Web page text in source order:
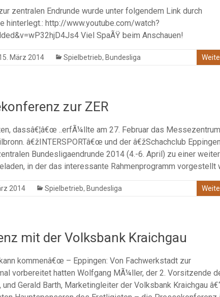
zentralen Endrunde wurde unter folgendem Link durch
hinterlegt.: http://www.youtube.com/watch?
Viel SpaÃŸ beim Anschauen!
März 2014 Spielbetrieb, Bundesliga
zur ZER
dassâ€¦â€œ ..erfÃ¼llte am 27. Februar das Messezentrum
â€žINTERSPORTâ€œ und der â€žSchachclub
Bundesligaendrunde 2014 (4.-6. April) zu einer
in der das interessante Rahmenprogramm vorgestellt
2014 Spielbetrieb, Bundesliga
mit der Volksbank Kraichgau
kommenâ€œ – Eppingen: Von Fachwerkstadt zur
vorbereitet hatten Wolfgang MÃ¼ller, der 2. Vorsitzende
Gerald Barth, Marketingleiter der Volksbank Kraichgau